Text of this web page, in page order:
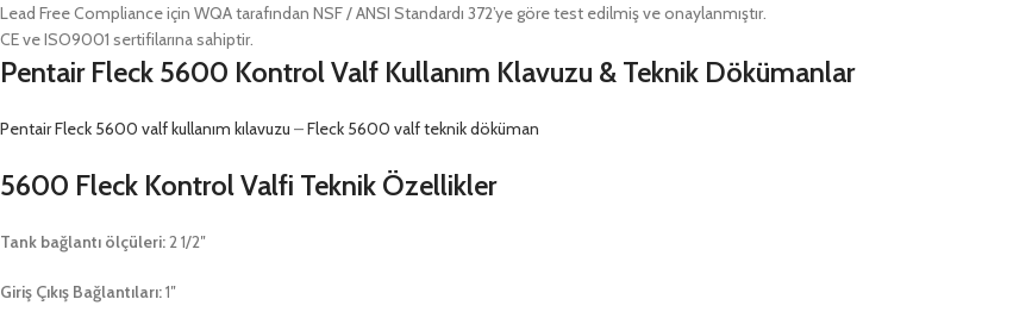
Lead Free Compliance için WQA tarafından NSF / ANSI Standardı 372’ye göre test edilmiş ve onaylanmıştır.
CE ve ISO9001 sertifilarına sahiptir.
Pentair Fleck 5600 Kontrol Valf Kullanım Klavuzu & Teknik Dökümanlar
Pentair Fleck 5600 valf kullanım kılavuzu –Fleck 5600 valf teknik döküman
5600 Fleck Kontrol Valfi Teknik Özellikler
Tank bağlantı ölçüleri:2 1/2″
Giriş Çıkış Bağlantıları:1″